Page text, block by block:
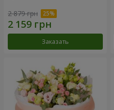
2 879 грн
Заказать